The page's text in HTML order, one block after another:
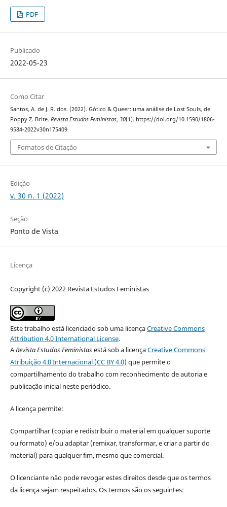
PDF
Publicado
2022-05-23
Como Citar
Santos, A. de J. R. dos. (2022). Gótico & Queer: uma análise de Lost Souls, de
Poppy Z. Brite. Revista Estudos Feministas, 30(1). https://doi.org/10.1590/1806-
9584-2022v30n175409
Fomatos de Citação
Edição
v. 30 n. 1 (2022)
Seção
Ponto de Vista
Licença
Copyright (c) 2022 Revista Estudos Feministas
Este trabalho está licenciado sob uma licençaCreative Commons
Attribution 4.0 International License.
ARevista Estudos Feministasestá sob a licençaCreative Commons
Atribuição 4.0 Internacional (CC BY 4.0) que permite o
compartilhamento do trabalho com reconhecimento de autoria e
publicação inicial neste periódico.
A licença permite:
Compartilhar (copiar e redistribuir o material em qualquer suporte
ou formato) e/ou adaptar (remixar, transformar, e criar a partir do
material) para qualquer fim, mesmo que comercial.
O licenciante não pode revogar estes direitos desde que os termos
da licença sejam respeitados. Os termos são os seguintes: